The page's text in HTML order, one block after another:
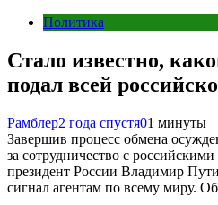
Политика
Стало известно,
подал всей
Рамблер2 года спустя01 минуты
Завершив процесс обмена
за сотрудничество с
президент России Владимир
сигнал агентам по всему миру.